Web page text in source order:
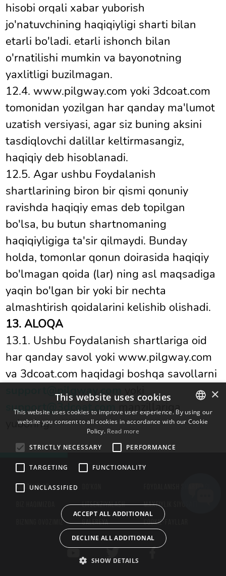
hisobi orqali xabar yuborish
jo'natuvchining haqiqiyligi sharti bilan
etarli bo'ladi. etarli ishonch bilan
o'rnatilishi mumkin va bayonotning
yaxlitligi buzilmagan.
12.4. www.pilgway.com yoki 3dcoat.com
tomonidan yozilgan har qanday ma'lumot
uzatish versiyasi, agar siz buning aksini
tasdiqlovchi dalillar keltirmasangiz,
haqiqiy deb hisoblanadi.
12.5. Agar ushbu Foydalanish
shartlarining biron bir qismi qonuniy
ravishda haqiqiy emas deb topilgan
bo'lsa, bu butun shartnomaning
haqiqiyligiga ta'sir qilmaydi. Bunday
holda, tomonlar qonun doirasida haqiqiy
bo'lmagan qoida (lar) ning asl maqsadiga
yaqin bo'lgan bir yoki bir nechta
almashtirish qoidalarini kelishib olishadi.
13. ALOQA
13.1. Ushbu Foydalanish shartlariga oid
har qanday savol yoki www.pilgway.com
va 3dcoat.com haqidagi boshqa savollarni
support@pilgway.com
support@3dcoat.commanzillariga
yuboring.
KONTAKTLAR
BIZNING OVOZIMIZ
LITSENZIYALASH
GALEREYA
MAXFIYLIK SIYOSATI
COOKIE-FAYLLAR
ENGLISH
×
This website uses cookies
This website uses cookies to improve user experience. By using our
website you consent to all cookies in accordance with our Cookie
Policy. Read more
STRICTLY NECESSARY
PERFORMANCE
TARGETING FUNCTIONALITY
UNCLASSIFIED
ACCEPT ALL ADDITIONAL
DECLINE ALL ADDITIONAL
SHOW DETAILS